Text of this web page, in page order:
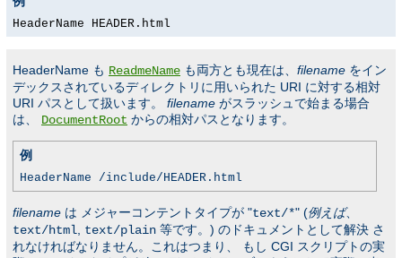
HeaderName HEADER.html
HeaderName も ReadmeName も両方とも現在は、 filename をイン
デックスされているディレクトリに用いられた URI に対する相対
URI パスとして扱います。 filename がスラッシュで始まる場合
は、 DocumentRoot からの相対パスとなります。
例
HeaderName /include/HEADER.html
filename は メジャーコンテントタイプが "text/*" (例えば、
text/html text/plain 等です。) のドキュメントとして解決 さ
れなければなりません。これはつまり、 もし CGI スクリプトの実